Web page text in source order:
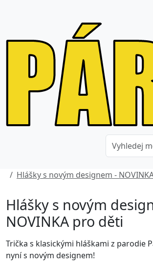
Hlášky s novým designem -
Hlášky s novým
NOVINKA pro děti
Trička s klasickými hláškami z parodie
nyní s novým designem!